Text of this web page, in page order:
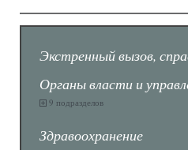
Экстренный вызов,
Органы власти и
9 подразделов
Здравоохранение